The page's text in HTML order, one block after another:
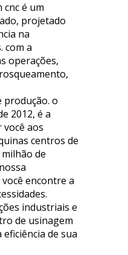
é um
projetado
na
com a
operações,
produção. o
2012, é a
aos
centros de
de
encontre a
industriais e
de usinagem
de sua